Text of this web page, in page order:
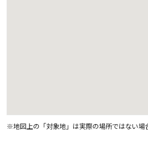
※地図上の「対象地」は実際の場所ではない場